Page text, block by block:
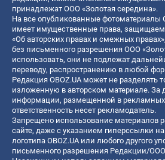
принадлежат ООО «Золотая середина».
На все опубликованные фотоматериалы
имеет имущественные права,
«Об авторских правах и смежных
без письменного разрешения ООО
использовать, они не подлежат
переводу, распространению в любой
Редакция OBOZ.UA может не разделять
изложенную в авторском материале. За
информации, размещенной в рекламных
ответственность несет рекламодатель.
Запрещено использование материалов
сайте, даже с указанием гиперссылки на
логотипа OBOZ.UA или любого другого
письменного разрешения Редакции/ООО